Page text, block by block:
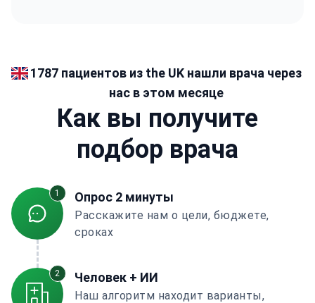
1787 пациентов из the UK нашли врача через
нас в этом месяце
Как вы получите
подбор врача
1 Опрос 2 минуты
Расскажите нам о цели, бюджете,
сроках
2 Человек + ИИ
Наш алгоритм находит варианты,